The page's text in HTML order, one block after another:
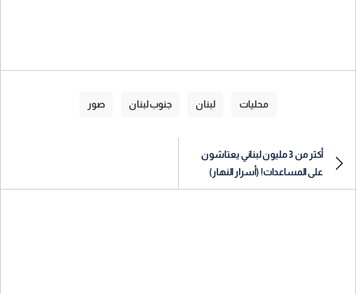
محليات لبنان جنوب لبنان صور
أكثر من 3 مليون لبناني يعتاشون
على المساعدات! (أسرار النهار)